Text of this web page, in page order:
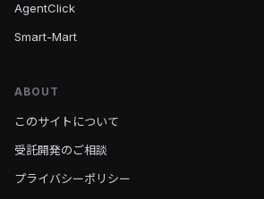
AgentClick
Smart-Mart
ABOUT
このサイトについて
受託開発のご相談
プライバシーポリシー